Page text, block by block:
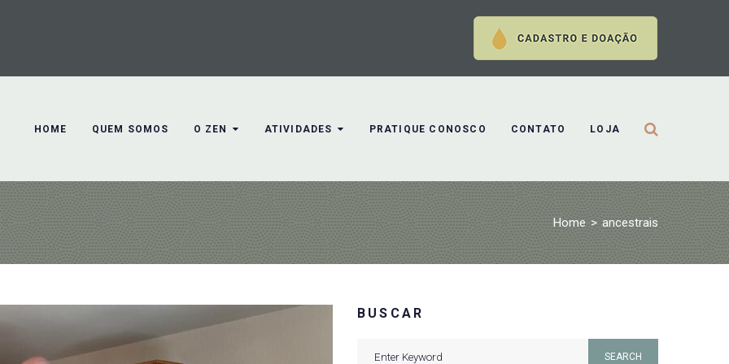
HOME QUEM SOMOS O ZEN ATIVIDADES PRATIQUE CONOSCO CONTATO LOJA
Home > ancestrais
BUSCAR
SEARCH